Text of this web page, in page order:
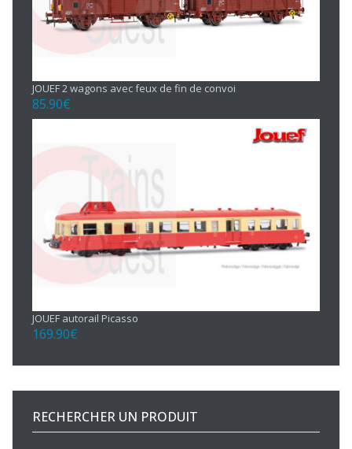
JOUEF 2 wagons avec feux de fin de convoi
85.90€
JOUEF autorail Picasso
169.90€
RECHERCHER UN PRODUIT